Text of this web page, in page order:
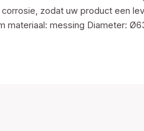
zodat uw product een
materiaal: messing Diameter: